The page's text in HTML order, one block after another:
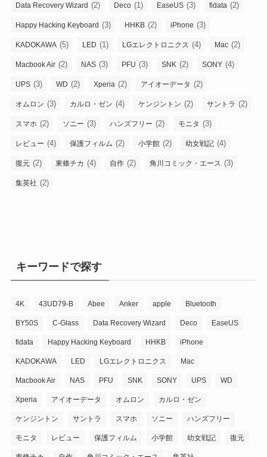
Data Recovery Wizard (2) Deco (1) EaseUS (3) fidata (2)
Happy Hacking Keyboard (3) HHKB (2) iPhone (3)
KADOKAWA (5) LED (1) LGエレクトロニクス (4) Mac (2)
Macbook Air (2) NAS (3) PFU (3) SNK (2) SONY (4)
UPS (3) WD (2) Xperia (2) アイオーデータ (2)
オムロン (3) カルロ・ゼン (4) ケンジントン (2) サントラ (2)
スマホ (2) ソニー (3) ハンズフリー (2) モニタ (3)
レビュー (4) 保護フィルム (2) 小学館 (2) 幼女戦記 (4)
復元 (2) 東條チカ (4) 自作 (2) 角川コミック・エース (3)
集英社 (2)
キーワードで探す
4K 43UD79-B Abee Anker apple Bluetooth
BY50S C-Glass Data Recovery Wizard Deco EaseUS
fidata Happy Hacking Keyboard HHKB iPhone
KADOKAWA LED LGエレクトロニクス Mac
Macbook Air NAS PFU SNK SONY UPS WD
Xperia アイオーデータ オムロン カルロ・ゼン
ケンジントン サントラ スマホ ソニー ハンズフリー
モニタ レビュー 保護フィルム 小学館 幼女戦記 復元